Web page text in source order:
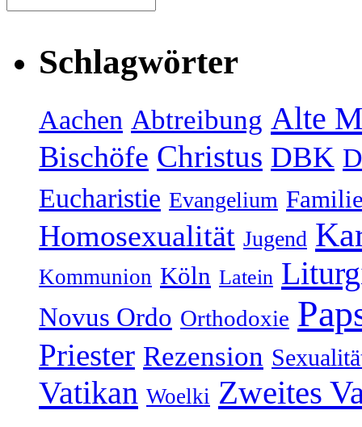
Schlagwörter
Aachen Abtreibung Alte
Bischöfe Christus DBK
Eucharistie Evangelium
Homosexualität Jugend
Kommunion Köln Latein
Novus Ordo Orthodoxie
Priester Rezension
Vatikan Woelki Zweites